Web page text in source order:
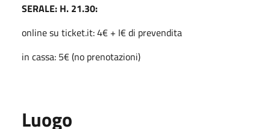
SERALE: H. 21.30:
online su ticket.it: 4€ + I€ di prevendita
in cassa: 5€ (no prenotazioni)
Luogo